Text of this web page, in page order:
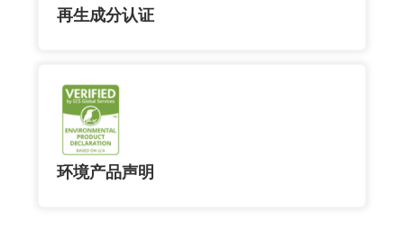
再生成分认证
环境产品声明